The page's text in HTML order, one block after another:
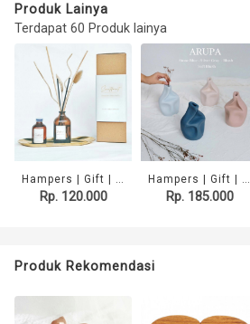
Produk Lainya
Terdapat 60 Produk lainya
Hampers | Gift | Kado - Diffuser Oil Set 1
Rp. 120.000
Hampers | Gift | Kado - Arupa Vase
Rp. 185.000
Produk Rekomendasi